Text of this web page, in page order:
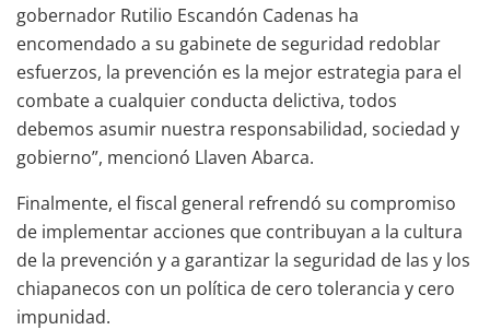
gobernador Rutilio Escandón Cadenas ha
encomendado a su gabinete de seguridad redoblar
esfuerzos, la prevención es la mejor estrategia para el
combate a cualquier conducta delictiva, todos
debemos asumir nuestra responsabilidad, sociedad y
gobierno”, mencionó Llaven Abarca.
Finalmente, el fiscal general refrendó su compromiso
de implementar acciones que contribuyan a la cultura
de la prevención y a garantizar la seguridad de las y los
chiapanecos con un política de cero tolerancia y cero
impunidad.